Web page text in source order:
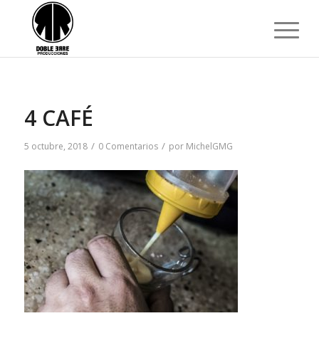
4 CAFÉ
5 octubre, 2018 / 0 Comentarios / por MichelGMG